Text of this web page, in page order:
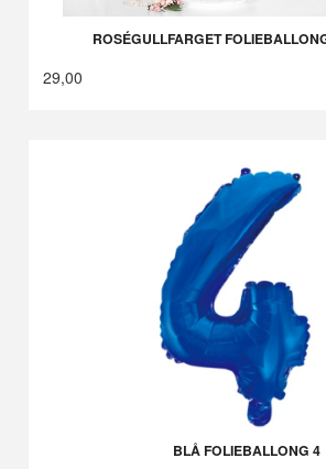
ROSÉGULLFARGET
29,00
BLÅ FOLIEBALLONG 4